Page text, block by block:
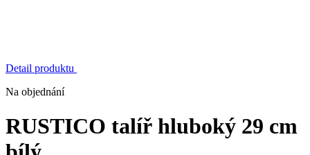
Detail produktu
Na objednání
RUSTICO talíř hluboký 29 cm